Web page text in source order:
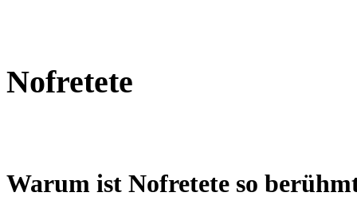
Nofretete
Warum ist Nofretete so